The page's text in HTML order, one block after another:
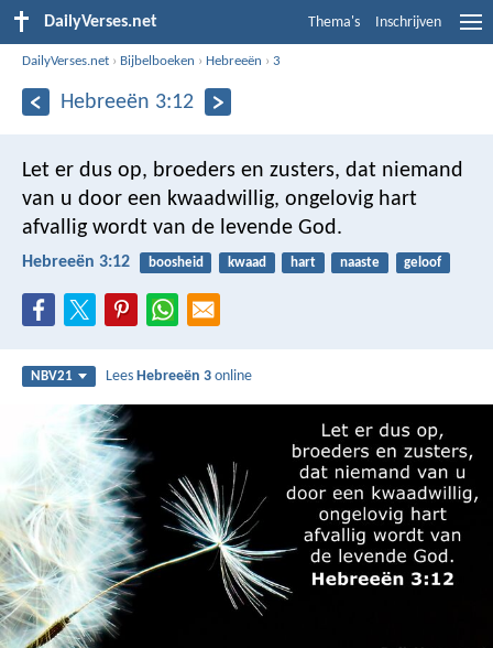
DailyVerses.net Thema's Inschrijven
DailyVerses.net › Bijbelboeken › Hebreeën ›3
Hebreeën 3:12
Let er dus op, broeders en zusters, dat niemand
van u door een kwaadwillig, ongelovig hart
afvallig wordt van de levende God.
Hebreeën 3:12 boosheid kwaad hart naaste geloof
NBV21 LeesHebreeën 3 online